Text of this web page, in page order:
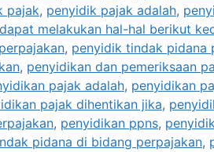
pajak, penyidik pajak adalah,
melakukan hal-hal berikut
, penyidik tindak pidana
, penyidikan dan pemeriksaan
pajak adalah, penyidikan
pajak dihentikan jika,
, penyidikan ppns,
pidana di bidang perpajakan,